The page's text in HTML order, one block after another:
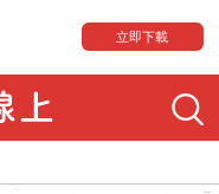
立即下載